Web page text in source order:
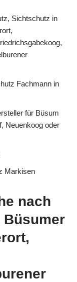
Sichtschutz in
Fachmann in
für Büsum
Neuenkoog oder
Markisen
nach
Büsumer